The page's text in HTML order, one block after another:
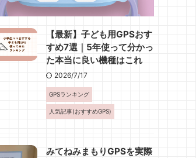
【最新】子ども用GPSおす
すめ7選｜5年使って分かっ
た本当に良い機種はこれ
2026/7/17
GPSランキング
人気記事(おすすめGPS)
みてねみまもりGPSを実際